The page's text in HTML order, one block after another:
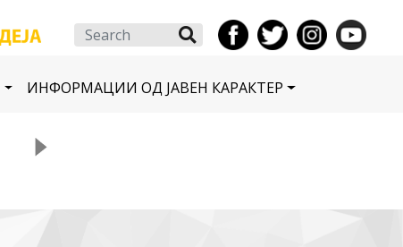
Search
ИНФОРМАЦИИ ОД ЈАВЕН КАРАКТЕР